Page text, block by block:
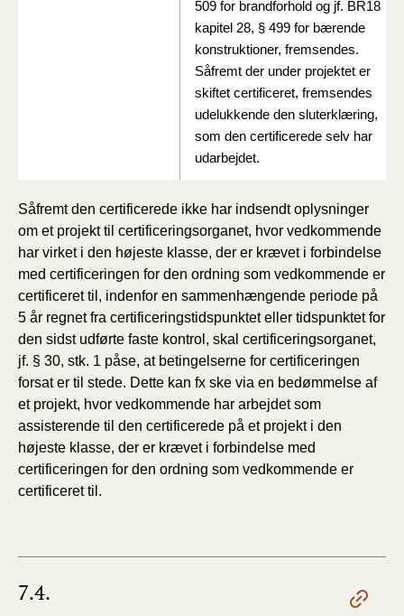
509 for brandforhold og jf. BR18
kapitel 28, § 499 for bærende
konstruktioner, fremsendes.
Såfremt der under projektet er
skiftet certificeret, fremsendes
udelukkende den sluterklæring,
som den certificerede selv har
udarbejdet.
Såfremt den certificerede ikke har indsendt oplysninger
om et projekt til certificeringsorganet, hvor vedkommende
har virket i den højeste klasse, der er krævet i forbindelse
med certificeringen for den ordning som vedkommende er
certificeret til, indenfor en sammenhængende periode på
5 år regnet fra certificeringstidspunktet eller tidspunktet for
den sidst udførte faste kontrol, skal certificeringsorganet,
jf. § 30, stk. 1 påse, at betingelserne for certificeringen
forsat er til stede. Dette kan fx ske via en bedømmelse af
et projekt, hvor vedkommende har arbejdet som
assisterende til den certificerede på et projekt i den
højeste klasse, der er krævet i forbindelse med
certificeringen for den ordning som vedkommende er
certificeret til.
7.4.